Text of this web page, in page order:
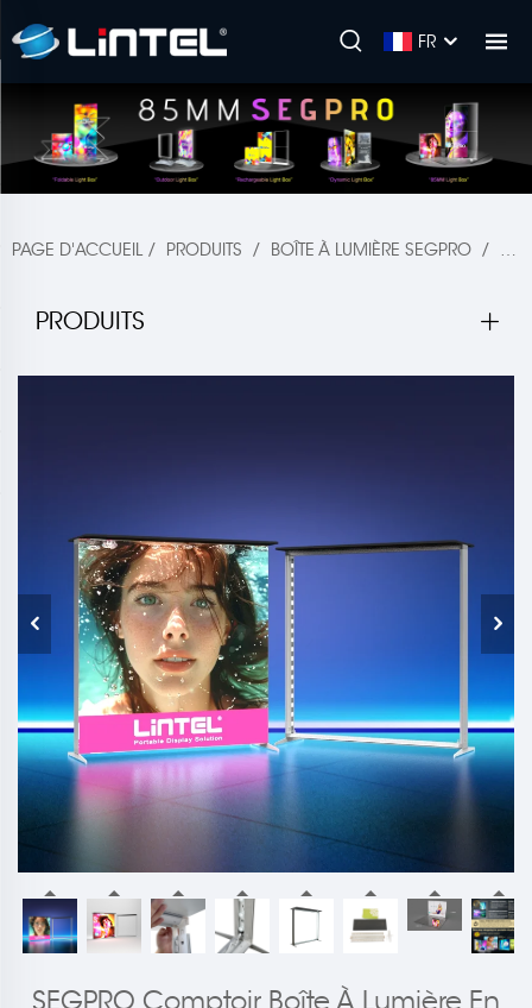
FR
PAGE D'ACCUEIL / PRODUITS / BOÎTE À LUMIÈRE SEGPRO /
PRODUITS